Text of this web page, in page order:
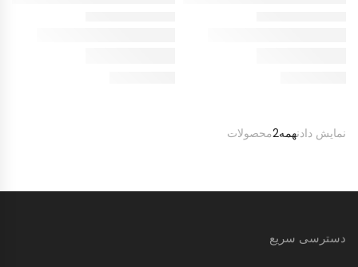
نمایش دادنهمه2 محصولات
دسترسی سریع